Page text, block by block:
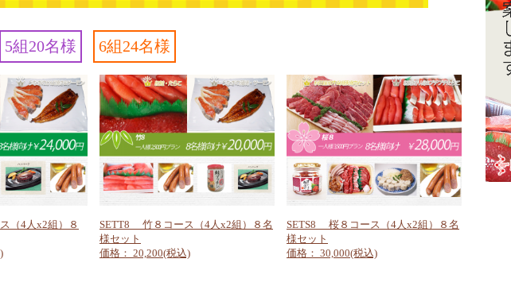
5組20名様 6組24名様
（4人x2組）８
SETT8 竹８コース（4人x2組）８名
様セット
価格： 20,200(税込)
SETS8 桜８コース（4人x2組）８名
様セット
価格： 30,000(税込)